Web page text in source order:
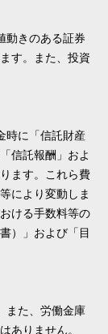
動きのある証券
す。また、投資
時に「信託財産
信託報酬」およ
ます。これら費
により変動しま
ける手数料等の
）」および「目
また、労働金庫
ありません。